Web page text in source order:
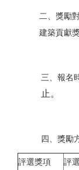
二、獎勵
建築貢獻
三、報名
止。
四、獎勵
評選獎項 評